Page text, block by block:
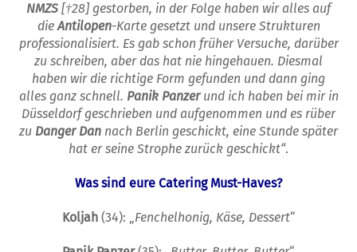
NMZS [†28] gestorben, in der Folge haben wir alles auf
dieAntilopen-Karte gesetzt und unsere Strukturen
professionalisiert. Es gab schon früher Versuche, darüber
zu schreiben, aber das hat nie hingehauen. Diesmal
haben wir die richtige Form gefunden und dann ging
alles ganz schnell. Panik Panzerund ich haben bei mir in
Düsseldorf geschrieben und aufgenommen und es rüber
zu Danger Dan nach Berlin geschickt, eine Stunde später
hat er seine Strophe zurück geschickt“.
Was sind eure Catering Must-Haves?
Koljah (34): „Fenchelhonig, Käse, Dessert“